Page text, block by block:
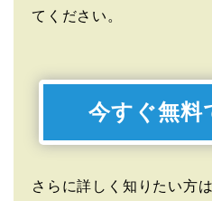
てください。
今すぐ無料
さらに詳しく知りたい方